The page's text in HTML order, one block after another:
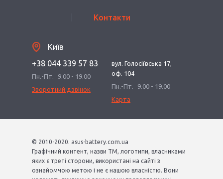
Контакти
Київ
+38 044 339 57 83
Пн.-Пт.
9.00 - 19.00
Зворотний дзвінок
вул. Голосіївська 17,
оф. 104
Пн.-Пт.
9.00 - 19.00
Карта
© 2010-2020. asus-battery.com.ua
Графічний контент, назви ТМ, логотипи, власниками
яких є треті сторони, використані на сайті з
ознайомчою метою і не є нашою власністю. Вони